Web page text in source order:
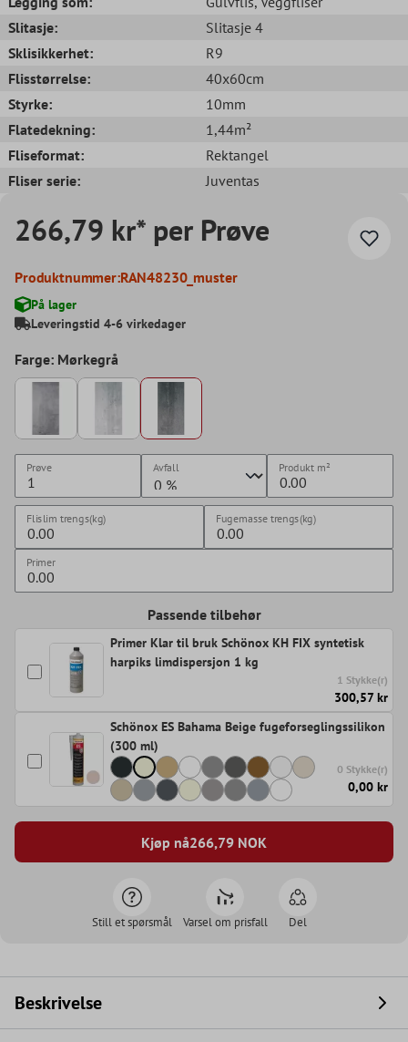
Slitasje:
Slitasje 4
Sklisikkerhet:
R9
Flisstørrelse:
40x60cm
Styrke:
10mm
Flatedekning:
1,44m²
Fliseformat:
Rektangel
Fliser serie:
Juventas
266,79 kr* per Prøve
Produktnummer:RAN48230_muster
På lager
Leveringstid 4-6 virkedager
Farge: Mørkegrå
Prøve Avfall Produkt m²
Flislim trengs(kg) Fugemasse trengs(kg)
Primer
Passende tilbehør
Primer Klar til bruk Schönox KH FIX syntetisk
harpiks limdispersjon 1 kg
1 Stykke(r)
300,57 kr
Schönox ES Bahama Beige fugeforseglingssilikon
(300 ml)
0 Stykke(r)
0,00 kr
Kjøp nå266,79 NOK
Still et spørsmål Varsel om prisfall Del
Beskrivelse